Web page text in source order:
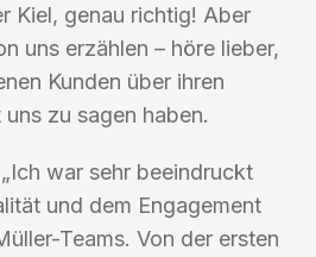
Kiel, genau richtig! Aber
uns erzählen – höre lieber,
Kunden über ihren
zu sagen haben.
war sehr beeindruckt
und dem Engagement
Teams. Von der ersten